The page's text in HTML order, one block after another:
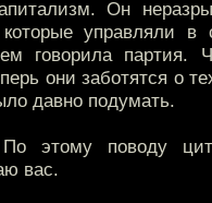
Он
управляли
говорила партия.
они заботятся о
давно подумать.
По этому поводу
вас.